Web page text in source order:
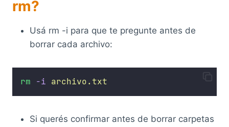
rm?
Usá rm -i para que te pregunte antes de
borrar cada archivo:
rm -i archivo.txt
Si querés confirmar antes de borrar carpetas